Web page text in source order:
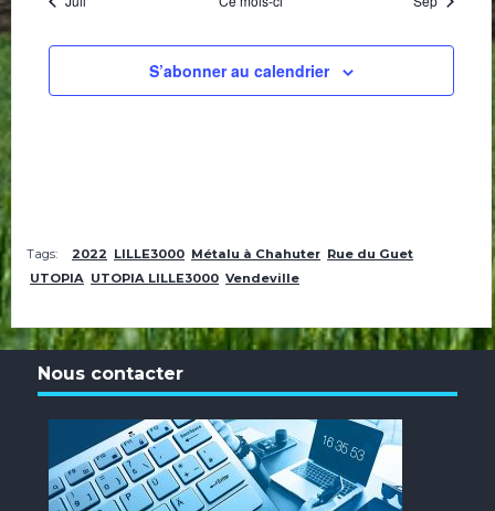
S’abonner au calendrier
Tags: 2022 LILLE3000 Métalu à Chahuter Rue du Guet
UTOPIA UTOPIA LILLE3000 Vendeville
Nous contacter